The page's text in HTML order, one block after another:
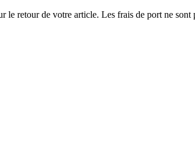
le retour de votre article. Les frais de port ne sont